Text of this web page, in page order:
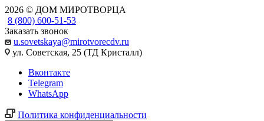
2026 © ДОМ МИРОТВОРЦА
8 (800) 600-51-53
Заказать звонок
u.sovetskaya@mirotvorecdv.ru
ул. Советская, 25 (ТД Кристалл)
Вконтакте
Telegram
WhatsApp
Политика конфиденциальности